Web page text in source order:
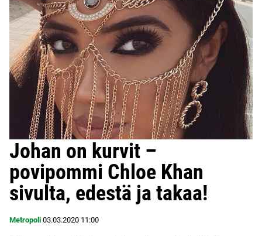
Johan on kurvit –
povipommi Chloe Khan
sivulta, edestä ja takaa!
Metropoli 03.03.2020 11:00